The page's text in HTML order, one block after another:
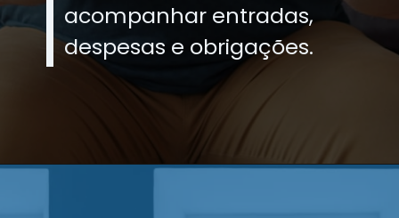
acompanhar entradas,
despesas e obrigações.